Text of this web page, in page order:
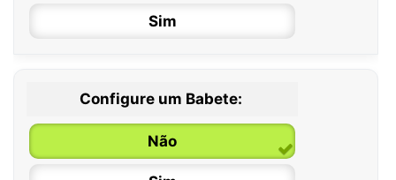
12 / 18 meses
Sim
Configure um Babete:
Não